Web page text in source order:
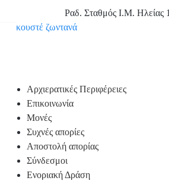
Ραδ. Σταθμός Ι.Μ. Ηλείας
Aκουστέ ζωντανά
Αρχιερατικές Περιφέρειες
Επικοινωνία
Μονές
Συχνές απορίες
Αποστολή απορίας
Σύνδεσμοι
Ενοριακή Δράση